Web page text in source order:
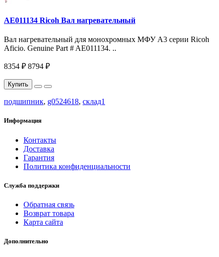
AE011134 Ricoh Вал нагревательный
Вал нагревательный для монохромных МФУ A3 серии Ricoh
Aficio. Genuine Part # AE011134. ..
8354 ₽ 8794 ₽
Купить
подшипник, g0524618, склад1
Информация
Контакты
Доставка
Гарантия
Политика конфиденциальности
Служба поддержки
Обратная связь
Возврат товара
Карта сайта
Дополнительно